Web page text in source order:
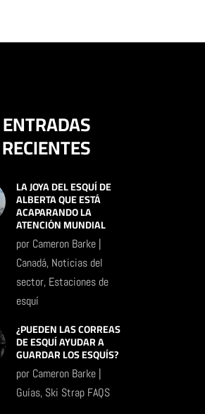
ENTRADAS
RECIENTES
LA JOYA DEL ESQUÍ DE
ALBERTA QUE ESTÁ
ACAPARANDO LA
ATENCIÓN MUNDIAL
por Cameron Barke|
Canadá, Noticias del
sector, Estaciones de
esquí
¿PUEDEN LAS CORREAS
DE ESQUÍ AYUDAR A
GUARDAR LOS ESQUÍS?
por Cameron Barke|
Guías, Ski Strap FAQS